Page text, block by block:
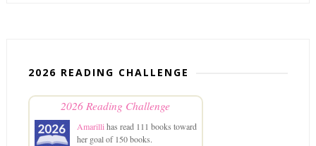
2026 READING CHALLENGE
2026 Reading Challenge
Amarillihas read 111 books toward
her goal of 150 books.